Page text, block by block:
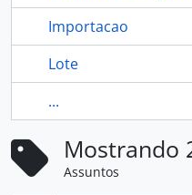
Importacao
Lote
...
Mostrando
Assuntos